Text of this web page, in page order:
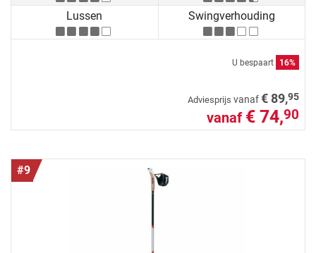
Lussen Swingverhouding
U bespaart 16%
Adviesprijs vanaf€ 89,95
vanaf € 74,90
#9